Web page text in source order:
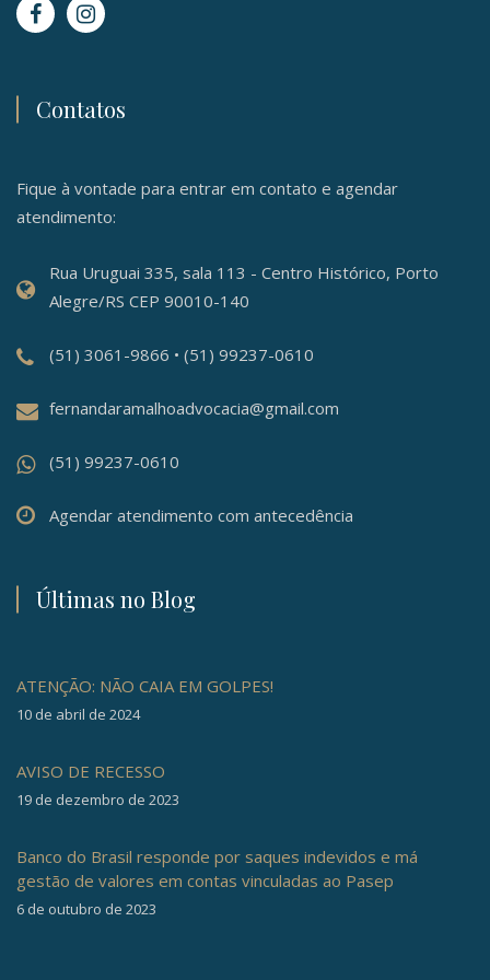
Contatos
Fique à vontade para entrar em contato e agendar
atendimento:
Rua Uruguai 335, sala 113 - Centro Histórico, Porto
Alegre/RS CEP 90010-140
(51) 3061-9866 • (51) 99237-0610
fernandaramalhoadvocacia@gmail.com
(51) 99237-0610
Agendar atendimento com antecedência
Últimas no Blog
ATENÇÃO: NÃO CAIA EM GOLPES!
10 de abril de 2024
AVISO DE RECESSO
19 de dezembro de 2023
Banco do Brasil responde por saques indevidos e má
gestão de valores em contas vinculadas ao Pasep
6 de outubro de 2023